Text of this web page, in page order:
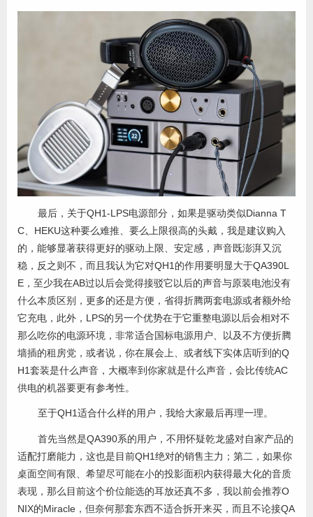
最后，关于QH1-LPS电源部分，如果是驱动类似Dianna T
C、HEKU这种要么难推、要么上限很高的头戴，我是建议购入
的，能够显著获得更好的驱动上限、安定感，声音既澎湃又沉
稳，反之则不，而且我认为它对QH1的作用要明显大于QA390L
E，至少我在AB过以后会觉得接驳它以后的声音与原装电池没有
什么本质区别，更多的还是方便，省得折腾两套电源或者额外给
它充电，此外，LPS的另一个优势在于它重整电源以后会相对不
那么吃你的电源环境，非常适合国标电源用户、以及不方便折腾
墙插的租房党，或者说，你在展会上、或者线下实体店听到的Q
H1套装是什么声音，大概率到你家就是什么声音，会比传统AC
供电的机器要更有参考性。
至于QH1适合什么样的用户，我给大家最后再理一理。
首先当然是QA390系的用户，不用怀疑乾龙盛对自家产品的
适配打磨能力，这也是目前QH1绝对的销售主力；第二，如果你
桌面空间有限、希望尽可能在小的投影面积内获得最大化的音质
表现，那么目前这个价位能选的耳放还真不多，我以前会推荐O
NIX的Miracle，但奈何那套东西不适合拆开来买，而且不论接QA